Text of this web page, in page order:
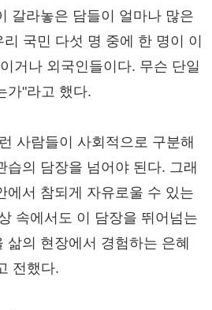
갈라놓은 담들이 얼마나 많은
국민 다섯 명 중에 한 명이 이
거나 외국인들이다. 무슨 단일
가"라고 했다.
사람들이 사회적으로 구분해
습의 담장을 넘어야 된다. 그래
에서 참되게 자유로울 수 있는
속에서도 이 담장을 뛰어넘는
삶의 현장에서 경험하는 은혜
전했다.